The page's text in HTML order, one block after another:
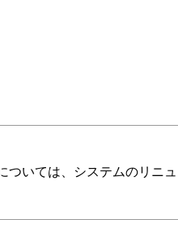
ついては、システムのリニ